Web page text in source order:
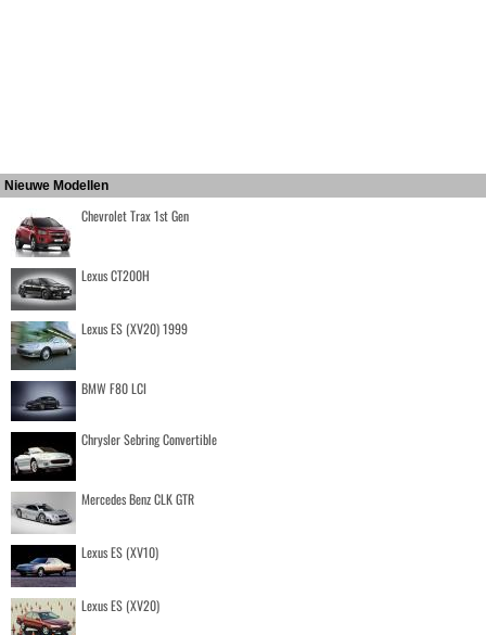
Nieuwe Modellen
Chevrolet Trax 1st Gen
Lexus CT200H
Lexus ES (XV20) 1999
BMW F80 LCI
Chrysler Sebring Convertible
Mercedes Benz CLK GTR
Lexus ES (XV10)
Lexus ES (XV20)